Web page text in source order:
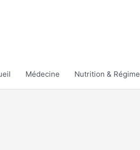
Médecine Nutrition & Régime